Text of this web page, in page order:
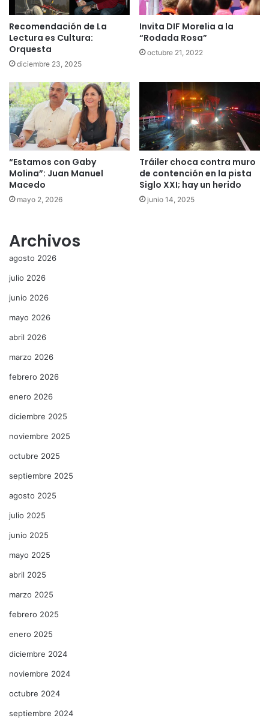
Recomendación de La
Lectura es Cultura:
Orquesta
diciembre 23, 2025
Invita DIF Morelia a la
“Rodada Rosa”
octubre 21, 2022
“Estamos con Gaby
Molina”: Juan Manuel
Macedo
mayo 2, 2026
Tráiler choca contra muro
de contención en la pista
Siglo XXI; hay un herido
junio 14, 2025
Archivos
agosto 2026
julio 2026
junio 2026
mayo 2026
abril 2026
marzo 2026
febrero 2026
enero 2026
diciembre 2025
noviembre 2025
octubre 2025
septiembre 2025
agosto 2025
julio 2025
junio 2025
mayo 2025
abril 2025
marzo 2025
febrero 2025
enero 2025
diciembre 2024
noviembre 2024
octubre 2024
septiembre 2024